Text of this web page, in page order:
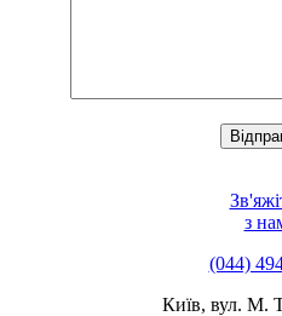
з
(044)
Київ, вул. М.